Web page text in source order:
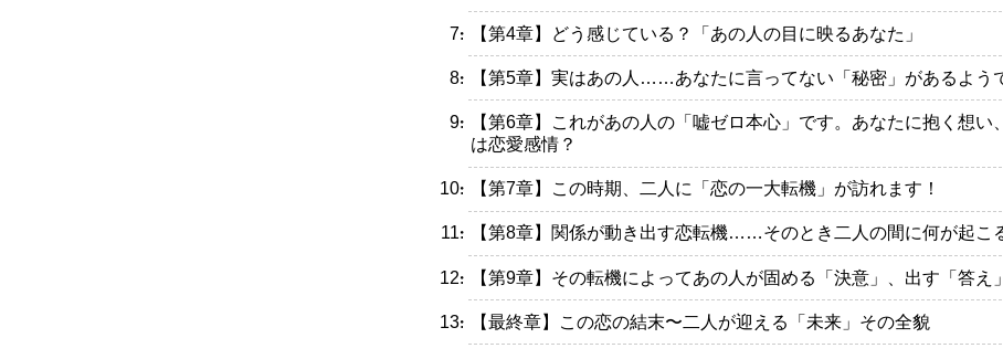
・【第4章】どう感じている？「あの人の目に映るあなた」
・【第5章】実はあの人……あなたに言ってない「秘密」があるよう
・【第6章】これがあの人の「嘘ゼロ本心」です。あなたに抱く想い
は恋愛感情？
・【第7章】この時期、二人に「恋の一大転機」が訪れます！
・【第8章】関係が動き出す恋転機……そのとき二人の間に何が起こ
・【第9章】その転機によってあの人が固める「決意」、出す「答え」
・【最終章】この恋の結末〜二人が迎える「未来」その全貌